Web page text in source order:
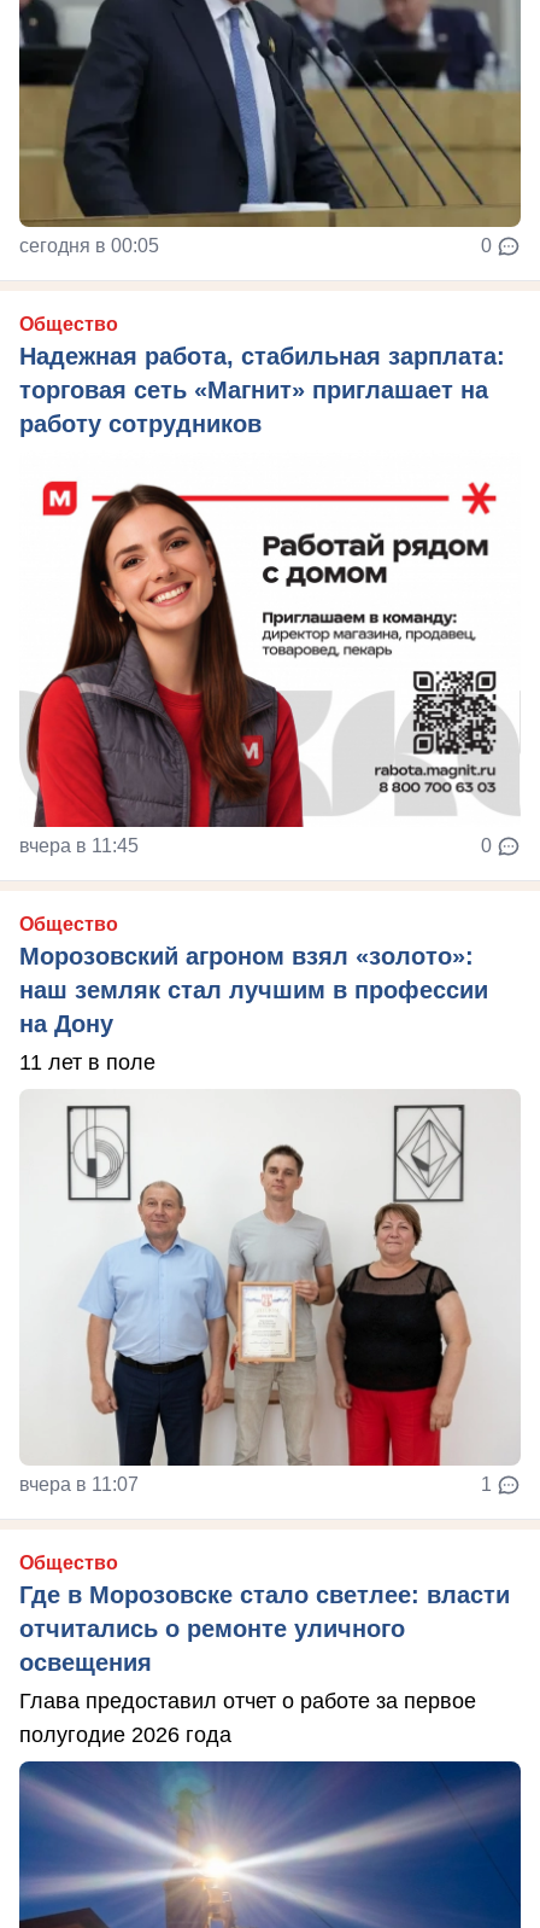
сегодня в 00:05 0
Общество
Надежная работа, стабильная зарплата:
торговая сеть «Магнит» приглашает на
работу сотрудников
вчера в 11:45 0
Общество
Морозовский агроном взял «золото»:
наш земляк стал лучшим в профессии
на Дону
11 лет в поле
вчера в 11:07 1
Общество
Где в Морозовске стало светлее: власти
отчитались о ремонте уличного
освещения
Глава предоставил отчет о работе за первое
полугодие 2026 года